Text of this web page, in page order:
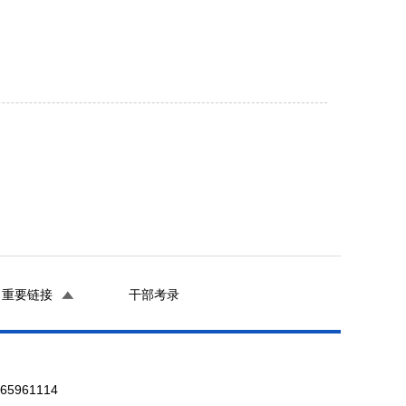
重要链接 干部考录